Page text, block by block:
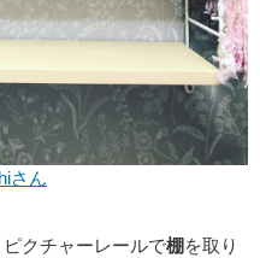
さん
クチャーレールで棚 を取り